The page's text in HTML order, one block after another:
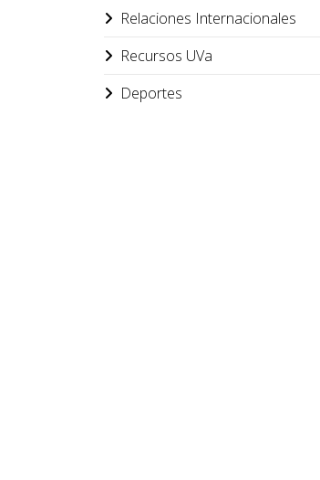
Relaciones Internacionales
Recursos UVa
Deportes